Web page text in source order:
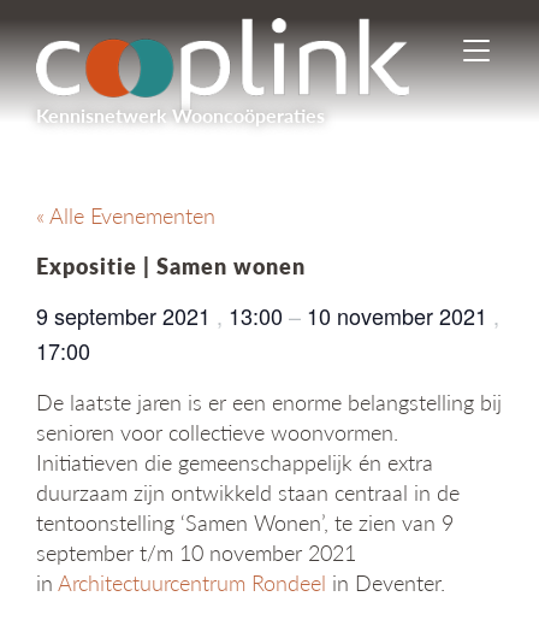
Kennisnetwerk Wooncoöperaties
I
n
-
a
k
e
« Alle Evenementen
Expositie | Samen wonen
9 september 2021 , 13:00 – 10 november 2021 ,
17:00
De laatste jaren is er een enorme belangstelling bij
senioren voor collectieve woonvormen.
Initiatieven die gemeenschappelijk én extra
duurzaam zijn ontwikkeld staan centraal in de
tentoonstelling ‘Samen Wonen’, te zien van 9
september t/m 10 november 2021
in Architectuurcentrum Rondeel in Deventer.